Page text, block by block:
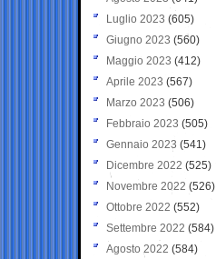
Luglio 2023 (605)
Giugno 2023 (560)
Maggio 2023 (412)
Aprile 2023 (567)
Marzo 2023 (506)
Febbraio 2023 (505)
Gennaio 2023 (541)
Dicembre 2022 (525)
Novembre 2022 (526)
Ottobre 2022 (552)
Settembre 2022 (584)
Agosto 2022 (584)